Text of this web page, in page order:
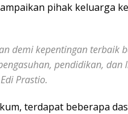
pihak keluarga
demi kepentingan terbaik
pendidikan, dan
Prastio.
terdapat beberapa